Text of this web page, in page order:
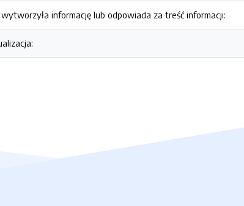
informację lub odpowiada za treść informacji: